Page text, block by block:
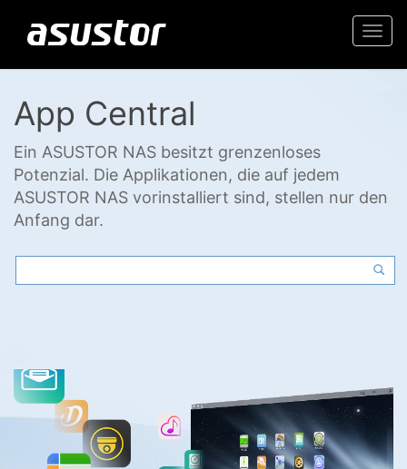
App Central
Ein ASUSTOR NAS besitzt grenzenloses
Potenzial. Die Applikationen, die auf jedem
ASUSTOR NAS vorinstalliert sind, stellen nur den
Anfang dar.